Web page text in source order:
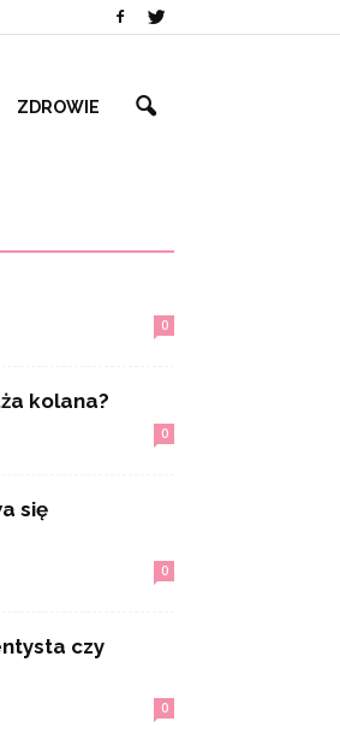
ZDROWIE
0
kolana?
0
się
0
czy
0